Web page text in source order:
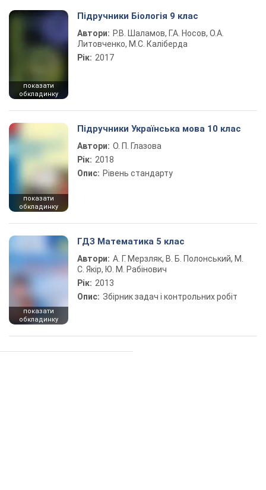
показати
обкладинку
Підручники Біологія 9 клас
Автори: Р.В. Шаламов, Г.А. Носов, О.А.
Литовченко, М.С. Каліберда
Рік: 2017
показати
обкладинку
Підручники Українська мова 10 клас
Автори: О. П. Глазова
Рік: 2018
Опис: Рівень стандарту
показати
обкладинку
ГДЗ Математика 5 клас
Автори: А. Г. Мерзляк, В. Б. Полонський, М.
С. Якір, Ю. М. Рабінович
Рік: 2013
Опис: Збірник задач і контрольних робіт